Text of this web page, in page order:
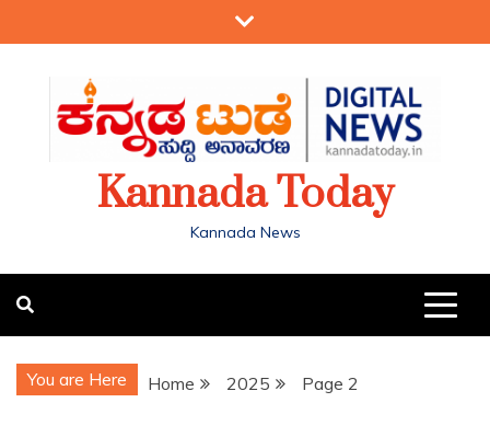
Kannada Today
Kannada News
You are Here Home 2025 Page 2